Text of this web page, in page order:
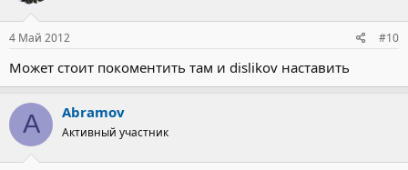
4 Май 2012 #10
Может стоит покоментить там и dislikov наставить
A Abramov
Активный участник